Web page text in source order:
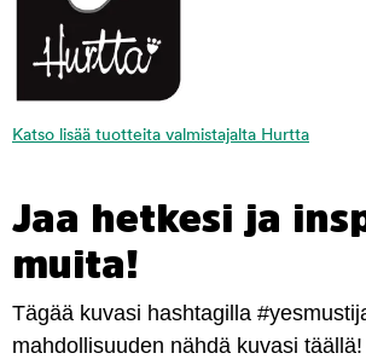
Katso lisää tuotteita valmistajalta Hurtta
Jaa hetkesi ja
muita!
Tägää kuvasi hashtagilla
mahdollisuuden nähdä kuvasi